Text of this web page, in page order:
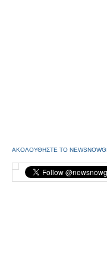
ΑΚΟΛΟΥΘΗΣΤΕ ΤΟ